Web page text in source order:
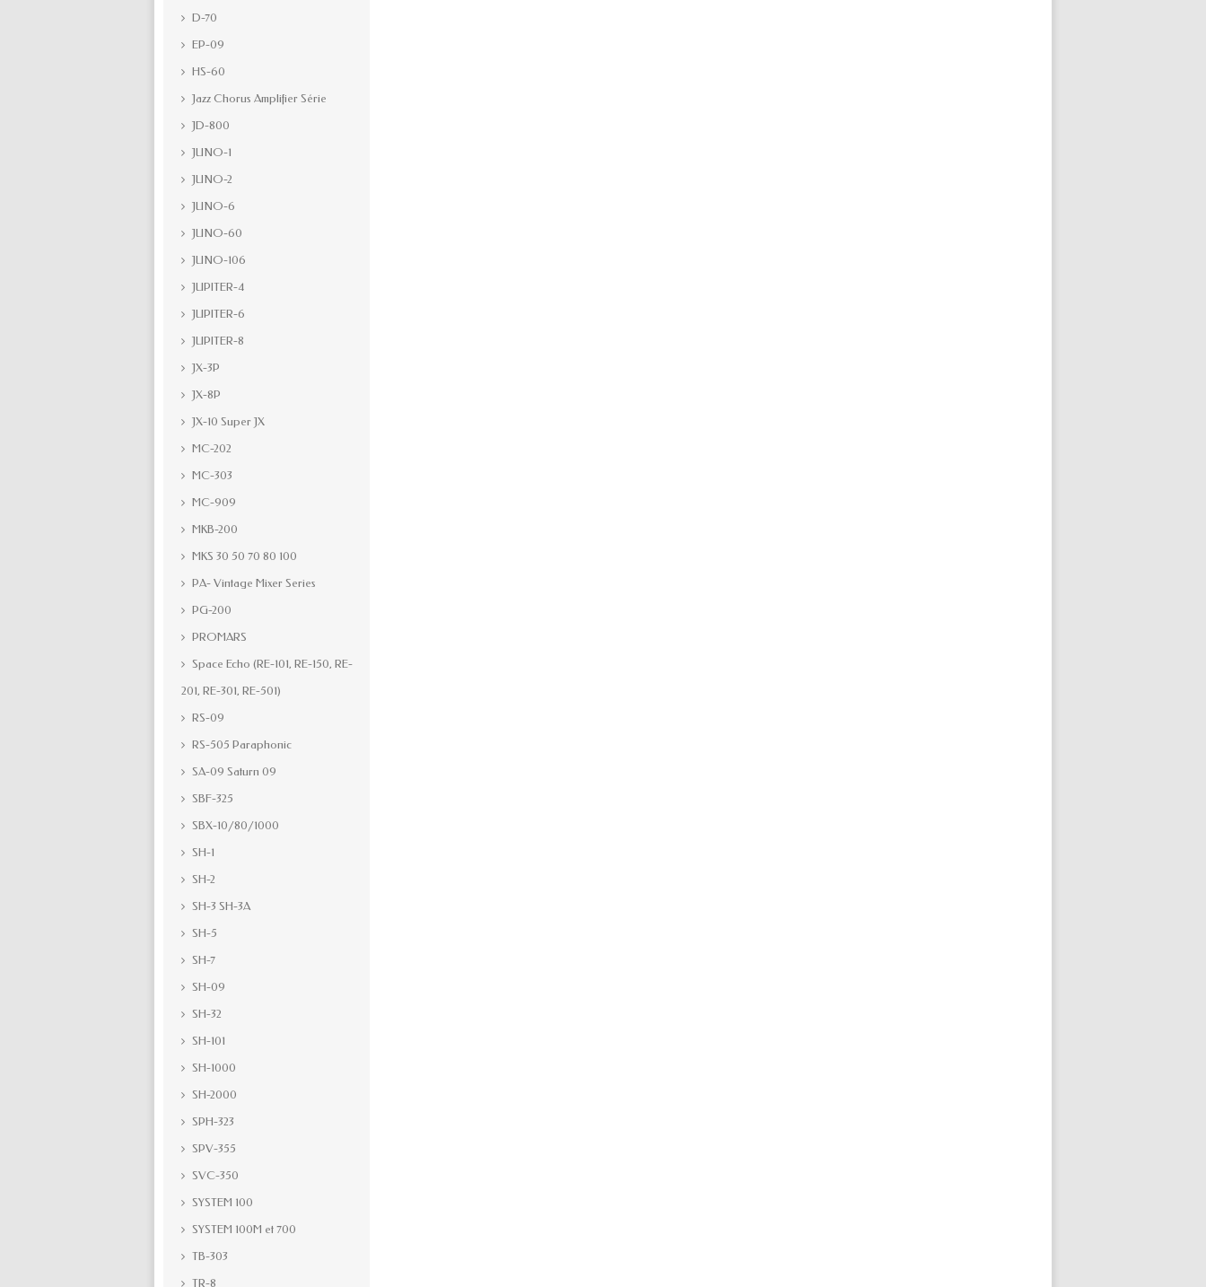
D-70
EP-09
HS-60
Jazz Chorus Amplifier Série
JD-800
JUNO-1
JUNO-2
JUNO-6
JUNO-60
JUNO-106
JUPITER-4
JUPITER-6
JUPITER-8
JX-3P
JX-8P
JX-10 Super JX
MC-202
MC-303
MC-909
MKB-200
MKS 30 50 70 80 100
PA- Vintage Mixer Series
PG-200
PROMARS
Space Echo (RE-101, RE-150, RE-
201, RE-301, RE-501)
RS-09
RS-505 Paraphonic
SA-09 Saturn 09
SBF-325
SBX-10/80/1000
SH-1
SH-2
SH-3 SH-3A
SH-5
SH-7
SH-09
SH-32
SH-101
SH-1000
SH-2000
SPH-323
SPV-355
SVC-350
SYSTEM 100
SYSTEM 100M et 700
TB-303
TR-8